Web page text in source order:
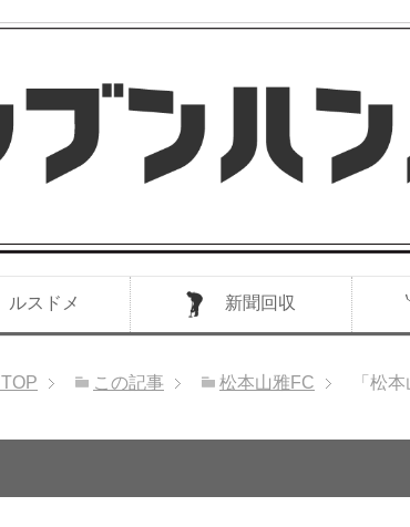
ルスドメ 新聞回収
TOP この記事 松本山雅FC 「松